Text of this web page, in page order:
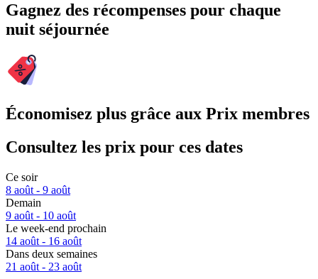
Gagnez des récompenses pour chaque
nuit séjournée
Économisez plus grâce aux Prix membres
Consultez les prix pour ces dates
Ce soir
8 août - 9 août
Demain
9 août - 10 août
Le week-end prochain
14 août - 16 août
Dans deux semaines
21 août - 23 août